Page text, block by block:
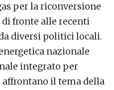
per la riconversione
fronte alle recenti
diversi politici locali.
nazionale
integrato per
affrontano il tema della